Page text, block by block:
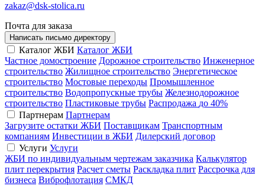
zakaz@dsk-stolica.ru
Почта для заказа
Написать письмо директору
Каталог ЖБИ Каталог ЖБИ
Частное домостроение Дорожное строительство Инженерное
строительство Жилищное строительство Энергетическое
строительство Мостовые переходы Промышленное
строительство Водопропускные трубы Железнодорожное
строительство Пластиковые трубы Распродажа до 40%
Партнерам Партнерам
Загрузите остатки ЖБИ Поставщикам Транспортным
компаниям Инвестиции в ЖБИ Дилерский договор
Услуги Услуги
ЖБИ по индивидуальным чертежам заказчика Калькулятор
плит перекрытия Расчет сметы Раскладка плит Рассрочка для
бизнеса Виброфлотация СМКД